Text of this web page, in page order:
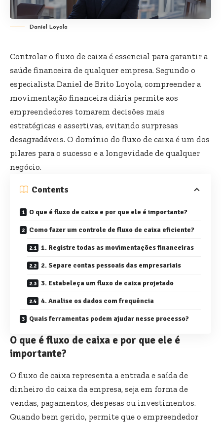
Daniel Loyola
Controlar o fluxo de caixa é essencial para garantir a
saúde financeira de qualquer empresa. Segundo o
especialista Daniel de Brito Loyola, compreender a
movimentação financeira diária permite aos
empreendedores tomarem decisões mais
estratégicas e assertivas, evitando surpresas
desagradáveis. O domínio do fluxo de caixa é um dos
pilares para o sucesso e a longevidade de qualquer
negócio.
Contents
O que é fluxo de caixa e por que ele é importante?
Como fazer um controle de fluxo de caixa eficiente?
1. Registre todas as movimentações financeiras
2. Separe contas pessoais das empresariais
3. Estabeleça um fluxo de caixa projetado
4. Analise os dados com frequência
Quais ferramentas podem ajudar nesse processo?
O que é fluxo de caixa e por que ele é
importante?
O fluxo de caixa representa a entrada e saída de
dinheiro do caixa da empresa, seja em forma de
vendas, pagamentos, despesas ou investimentos.
Quando bem gerido, permite que o empreendedor